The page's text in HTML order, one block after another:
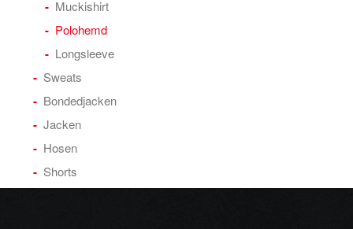
Muckishirt
Polohemd
Longsleeve
Sweats
Bondedjacken
Jacken
Hosen
Shorts